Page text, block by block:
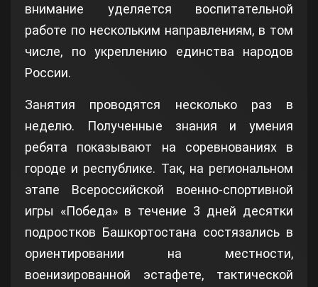
внимание уделяется воспитательной
работе по нескольким направлениям, в том
числе, по укреплению единства народов
России.
Занятия проводятся несколько раз в
неделю. Полученные знания и умения
ребята показывают на соревнованиях в
городе и республике. Так, на региональном
этапе Всероссийской военно-спортивной
игры «Победа» в течение 3 дней десятки
подростков Башкортостана состязались в
ориентировании на местности,
военизированной эстафете, тактической